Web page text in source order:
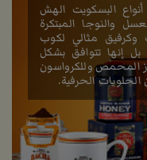
البسكويت الهش
والنوجا المبتكرة
مثالي لكوب
إنها تتوافق بشكل
المحمص وللكرواسون
الحرفية.